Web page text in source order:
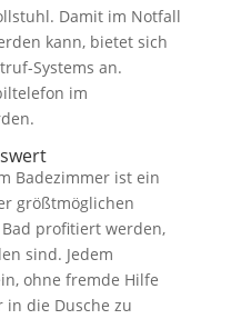
Damit im Notfall
kann, bietet sich
Systems an.
im
Badezimmer ist ein
größtmöglichen
profitiert werden,
sind. Jedem
ohne fremde Hilfe
die Dusche zu